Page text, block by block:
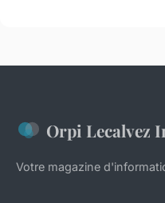
Orpi Lecalvez
Votre magazine